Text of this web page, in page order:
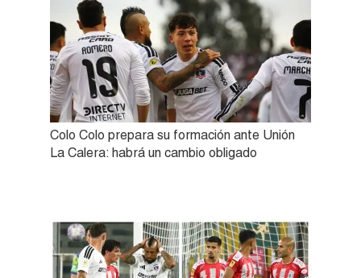
Colo Colo prepara su formación ante Unión
La Calera: habrá un cambio obligado